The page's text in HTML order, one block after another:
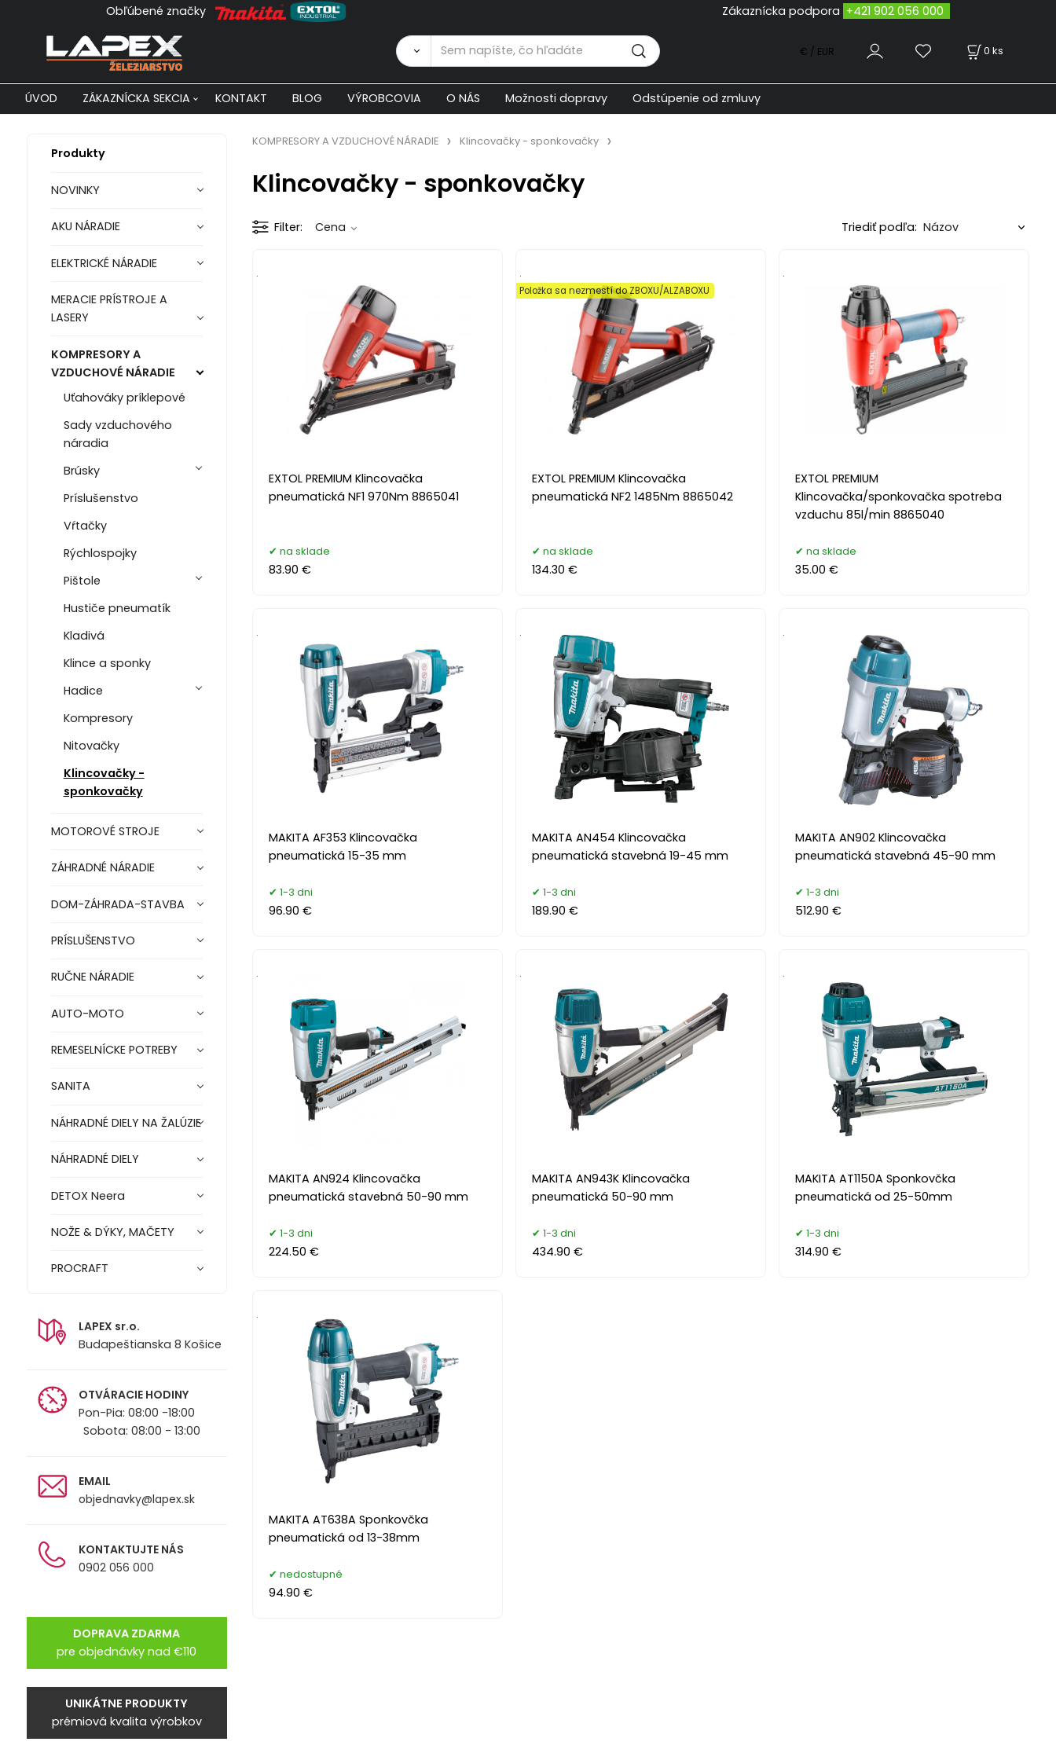
Obľúbené značky Zákaznícka podpora +421 902 056 000
0 ks
€ / EUR
ÚVOD ZÁKAZNÍCKA SEKCIA KONTAKT BLOG VÝROBCOVIA O NÁS Možnosti dopravy Odstúpenie od zmluvy
Produkty
NOVINKY
AKU NÁRADIE
ELEKTRICKÉ NÁRADIE
MERACIE PRÍSTROJE A
LASERY
KOMPRESORY A
VZDUCHOVÉ NÁRADIE
Uťahováky príklepové
Sady vzduchového
náradia
Brúsky
Príslušenstvo
Vŕtačky
Rýchlospojky
Pištole
Hustiče pneumatík
Kladivá
Klince a sponky
Hadice
Kompresory
Nitovačky
Klincovačky -
sponkovačky
MOTOROVÉ STROJE
ZÁHRADNÉ NÁRADIE
DOM-ZÁHRADA-STAVBA
PRÍSLUŠENSTVO
RUČNE NÁRADIE
AUTO-MOTO
REMESELNÍCKE POTREBY
SANITA
NÁHRADNÉ DIELY NA ŽALÚZIE
NÁHRADNÉ DIELY
DETOX Neera
NOŽE & DÝKY, MAČETY
PROCRAFT
LAPEX sr.o.
Budapeštianska 8 Košice
OTVÁRACIE HODINY
Pon-Pia: 08:00 -18:00
Sobota: 08:00 - 13:00
EMAIL
objednavky@lapex.sk
KONTAKTUJTE NÁS
0902 056 000
DOPRAVA ZDARMA
pre objednávky nad €110
UNIKÁTNE PRODUKTY
prémiová kvalita výrobkov
KOMPRESORY A VZDUCHOVÉ NÁRADIE Klincovačky - sponkovačky
Klincovačky - sponkovačky
Filter Cena Triediť podľa:
EXTOL PREMIUM Klincovačka
pneumatická NF1 970Nm 8865041
.
na sklade
83.90 €
EXTOL PREMIUM Klincovačka
pneumatická NF2 1485Nm 8865042
.
Položka sa nezmestí do ZBOXU/ALZABOXU
na sklade
134.30 €
EXTOL PREMIUM
Klincovačka/sponkovačka spotreba
vzduchu 85l/min 8865040
.
na sklade
35.00 €
MAKITA AF353 Klincovačka
pneumatická 15-35 mm
.
1-3 dni
96.90 €
MAKITA AN454 Klincovačka
pneumatická stavebná 19-45 mm
.
1-3 dni
189.90 €
MAKITA AN902 Klincovačka
pneumatická stavebná 45-90 mm
.
1-3 dni
512.90 €
MAKITA AN924 Klincovačka
pneumatická stavebná 50-90 mm
.
1-3 dni
224.50 €
MAKITA AN943K Klincovačka
pneumatická 50-90 mm
.
1-3 dni
434.90 €
MAKITA AT1150A Sponkovčka
pneumatická od 25-50mm
.
1-3 dni
314.90 €
MAKITA AT638A Sponkovčka
pneumatická od 13-38mm
.
nedostupné
94.90 €